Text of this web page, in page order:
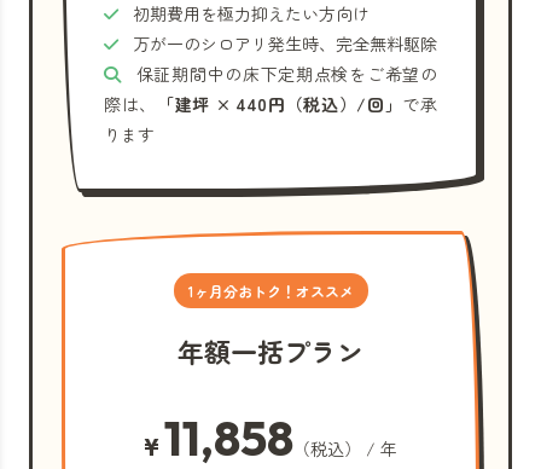
初期費用を極力抑えたい方向け
万が一のシロアリ発生時、完全無料駆除
保証期間中の床下定期点検をご希望の
際は、
「建坪 × 440円（税込）/回」 で承
ります
1ヶ月分おトク！オススメ
年額一括プラン
¥11,858 （税込） / 年